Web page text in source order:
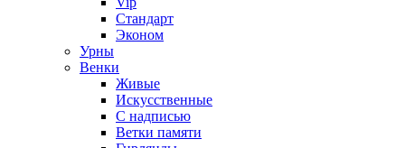
Стандарт
Эконом
Урны
Венки
Живые
Искусственные
С надписью
Ветки памяти